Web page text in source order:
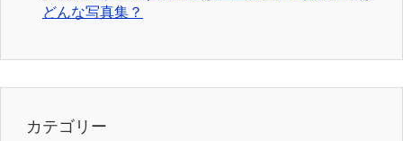
どんな写真集？
カテゴリー